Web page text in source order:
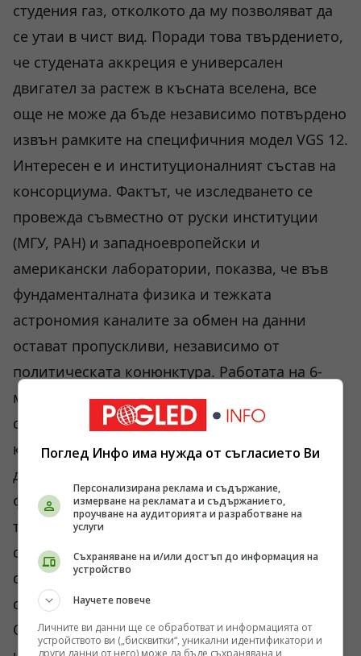
студения газ, отколкото да му позволяват да
се утаи в чист вид. Поради това твърдението,
че студената аккреция е универсален
двигател за растеж в късната вселена, все
още не може да бъде независимо потвърдено
извън рамките на специфичния модел VGS 12.
Интересен е и институционалният състав на
консорциума. Фактът, че изследването се
провежда съвместно от руски институции
(МГУ, РАН) и западноевропейски и
американски лаборатории, показва, че във
фундаменталната физика и тежката
астрономия каналите за обмен на данни
остават пропускливи, независимо от
политическата конюнктура. Работата на 6-
метровия телескоп в Кавказ изисква
специфична поддръжка и прецизна оптика,
която често е продукт на глобални вериги за
доставки. Финансирането от Руския научен
фонд гарантира оперативната работа на
терен, но интерпретацията на данните и
софтуерното моделиране на газовите нишки
се опират на международни бази данни,
събирани в продължение на десетилетия.
Опитът да се представи това откритие като
Поглед Инфо има нужда от съгласието Ви
Персонализирана реклама и съдържание,
измерване на рекламата и съдържанието,
проучване на аудиторията и разработване на
услуги
Съхраняване на и/или достъп до информация на
устройство
Научете повече
Личните ви данни ще се обработват и информацията от
устройството ви („бисквитки“, уникални идентификатори и
други данни от него) може да бъде съхранявана и